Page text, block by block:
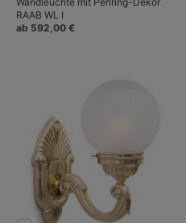
RAAB WL I
ab 592,00 €